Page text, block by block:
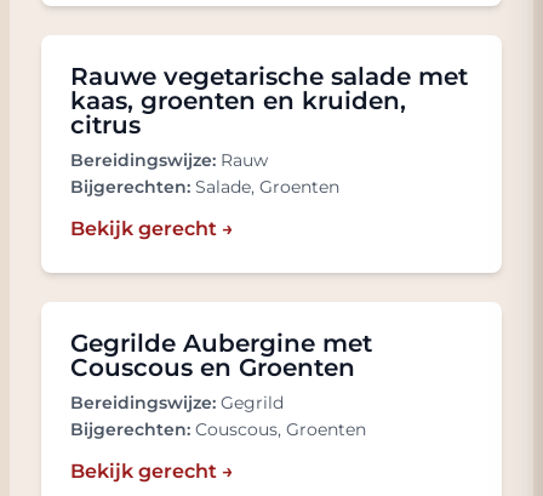
Rauwe vegetarische salade met
kaas, groenten en kruiden,
citrus
Bereidingswijze: Rauw
Bijgerechten: Salade, Groenten
Bekijk gerecht →
Gegrilde Aubergine met
Couscous en Groenten
Bereidingswijze: Gegrild
Bijgerechten: Couscous, Groenten
Bekijk gerecht →